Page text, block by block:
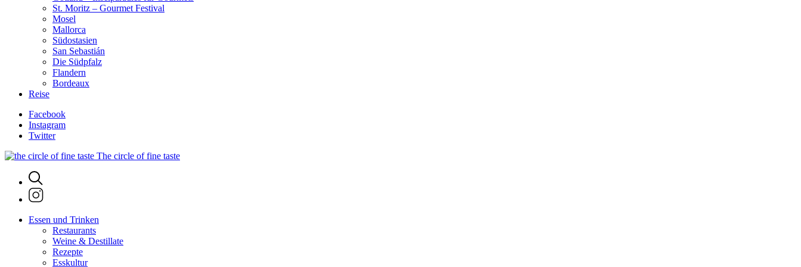
St. Moritz – Gourmet Festival
Mosel
Mallorca
Südostasien
San Sebastián
Die Südpfalz
Flandern
Bordeaux
Reise
Facebook
Instagram
Twitter
The circle of fine taste
Essen und Trinken
Restaurants
Weine & Destillate
Rezepte
Esskultur